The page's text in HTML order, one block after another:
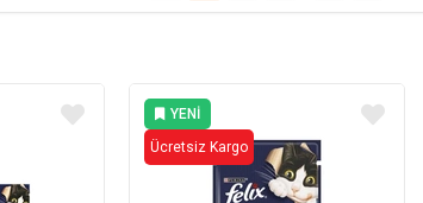
YENI
ÜRÜN
Ücretsiz Kargo